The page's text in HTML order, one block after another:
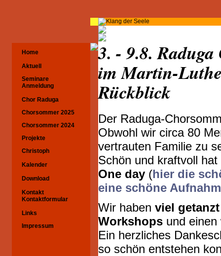
Home
Aktuell
Seminare
Anmeldung
Chor Raduga
Chorsommer 2025
Chorsommer 2024
Projekte
Christoph
Kalender
Download
Kontakt
Kontaktformular
Links
Impressum
3. - 9.8.
im Martin-
Rückblick
Der Raduga-
Obwohl wir circa 80
vertrauten Familie zu
Schön und kraftvoll
One day (hier die
eine schöne
Wir haben viel
Workshops und einen
Ein herzliches
so schön entstehen